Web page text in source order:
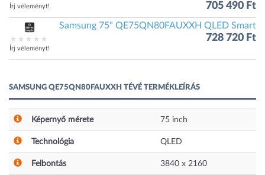
Írj véleményt! 705 490 Ft
Írj véleményt!
Samsung 75" QE75QN80FAUXXH QLED Smart
728 720 Ft
SAMSUNG QE75QN80FAUXXH TÉVÉ TERMÉKLEÍRÁS
Képernyő mérete 75 inch
Technológia QLED
Felbontás 3840 x 2160